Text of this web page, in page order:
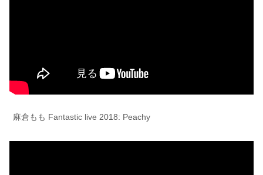
麻倉もも Fantastic live 2018: Peachy